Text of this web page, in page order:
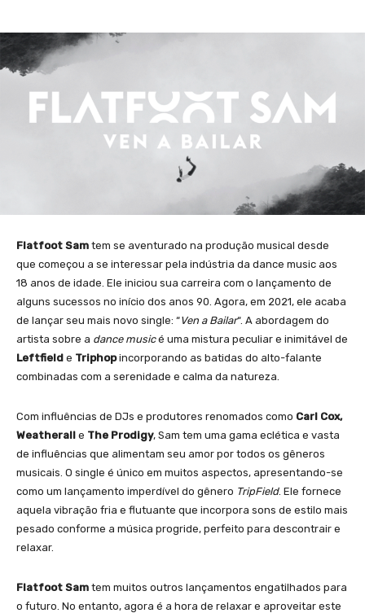
Flatfoot Sam tem se aventurado na produção musical desde
que começou a se interessar pela indústria da dance music aos
18 anos de idade. Ele iniciou sua carreira com o lançamento de
alguns sucessos no início dos anos 90. Agora, em 2021, ele acaba
de lançar seu mais novo single: “Ven a Bailar“. A abordagem do
artista sobre a dance musicé uma mistura peculiar e inimitável de
Leftfield e Triphopincorporando as batidas do alto-falante
combinadas com a serenidade e calma da natureza.
Com influências de DJs e produtores renomados como Carl Cox,
Weatherall e The Prodigy, Sam tem uma gama eclética e vasta
de influências que alimentam seu amor por todos os gêneros
musicais. O single é único em muitos aspectos, apresentando-se
como um lançamento imperdível do gênero TripField. Ele fornece
aquela vibração fria e flutuante que incorpora sons de estilo mais
pesado conforme a música progride, perfeito para descontrair e
relaxar.
Flatfoot Sam tem muitos outros lançamentos engatilhados para
o futuro. No entanto, agora é a hora de relaxar e aproveitar este